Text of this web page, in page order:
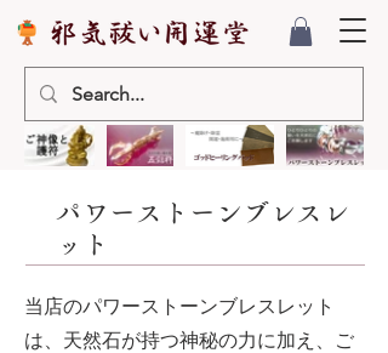
パワーストーンブレスレ
ット
当店のパワーストーンブレスレット
は、天然石が持つ神秘の力に加え、ご